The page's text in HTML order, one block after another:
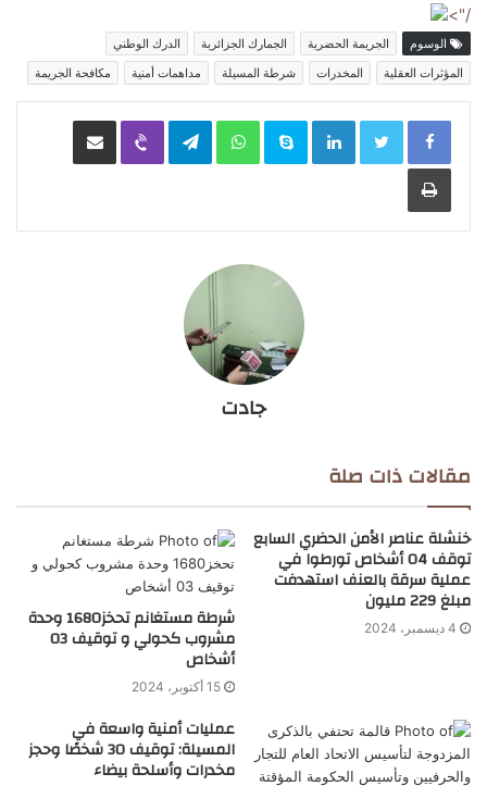
/">
الوسوم الجريمة الحضرية الجمارك الجزائرية
الدرك الوطني
المؤثرات العقلية
المخدرات شرطة المسيلة مداهمات أمنية مكافحة الجريمة
LinkedIn
Skype
WhatsApp
Telegram
Viber مشاركة عبر البريد
طباعة
جادت
مقالات ذات صلة
خنشلة عناصر الأمن الحضري السابع
توقف 04 أشخاص تورطوا في
عملية سرقة بالعنف استهدفت
مبلغ 229 مليون
4 ديسمبر، 2024 شرطة مستغانم تحخز1680 وحدة
مشروب كحولي و توقيف 03
أشخاص
15 أكتوبر، 2024
عمليات أمنية واسعة في
المسيلة: توقيف 30 شخصًا وحجز
مخدرات وأسلحة بيضاء